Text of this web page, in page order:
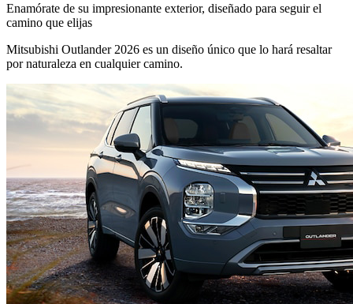
Enamórate de su impresionante exterior, diseñado para seguir el
camino que elijas
Mitsubishi Outlander 2026 es un diseño único que lo hará resaltar
por naturaleza en cualquier camino.